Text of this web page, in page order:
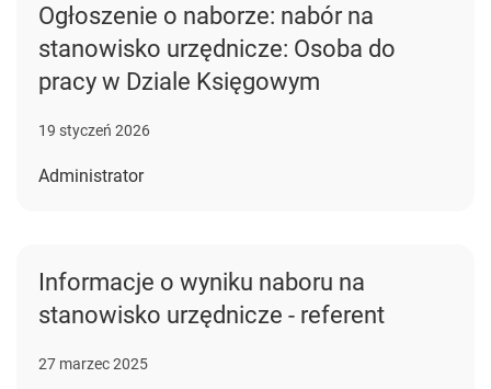
Ogłoszenie o naborze: nabór na
stanowisko urzędnicze: Osoba do
pracy w Dziale Księgowym
19 styczeń 2026
Administrator
Informacje o wyniku naboru na
stanowisko urzędnicze - referent
27 marzec 2025